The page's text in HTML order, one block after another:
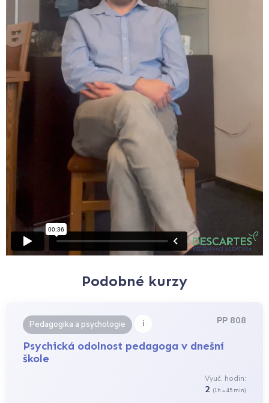
Podobné kurzy
Pedagogika a psychologie i PP 808
Psychická odolnost pedagoga v dnešní
škole
Vyuč. hodin:
2 (1h = 45 min)